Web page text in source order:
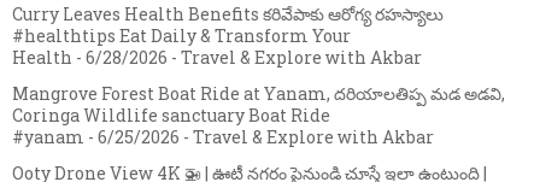
Curry Leaves Health Benefits కరివేపాకు ఆరోగ్య రహస్యాలు
#healthtips Eat Daily & Transform Your
Health - 6/28/2026 - Travel & Explore with Akbar
Mangrove Forest Boat Ride at Yanam, దరియాలతిప్ప మడ అడవి,
Coringa Wildlife sanctuary Boat Ride
#yanam - 6/25/2026 - Travel & Explore with Akbar
Ooty Drone View 4K 🚁 | ఊటీ నగరం పైనుండి చూస్తే ఇలా ఉంటుంది |